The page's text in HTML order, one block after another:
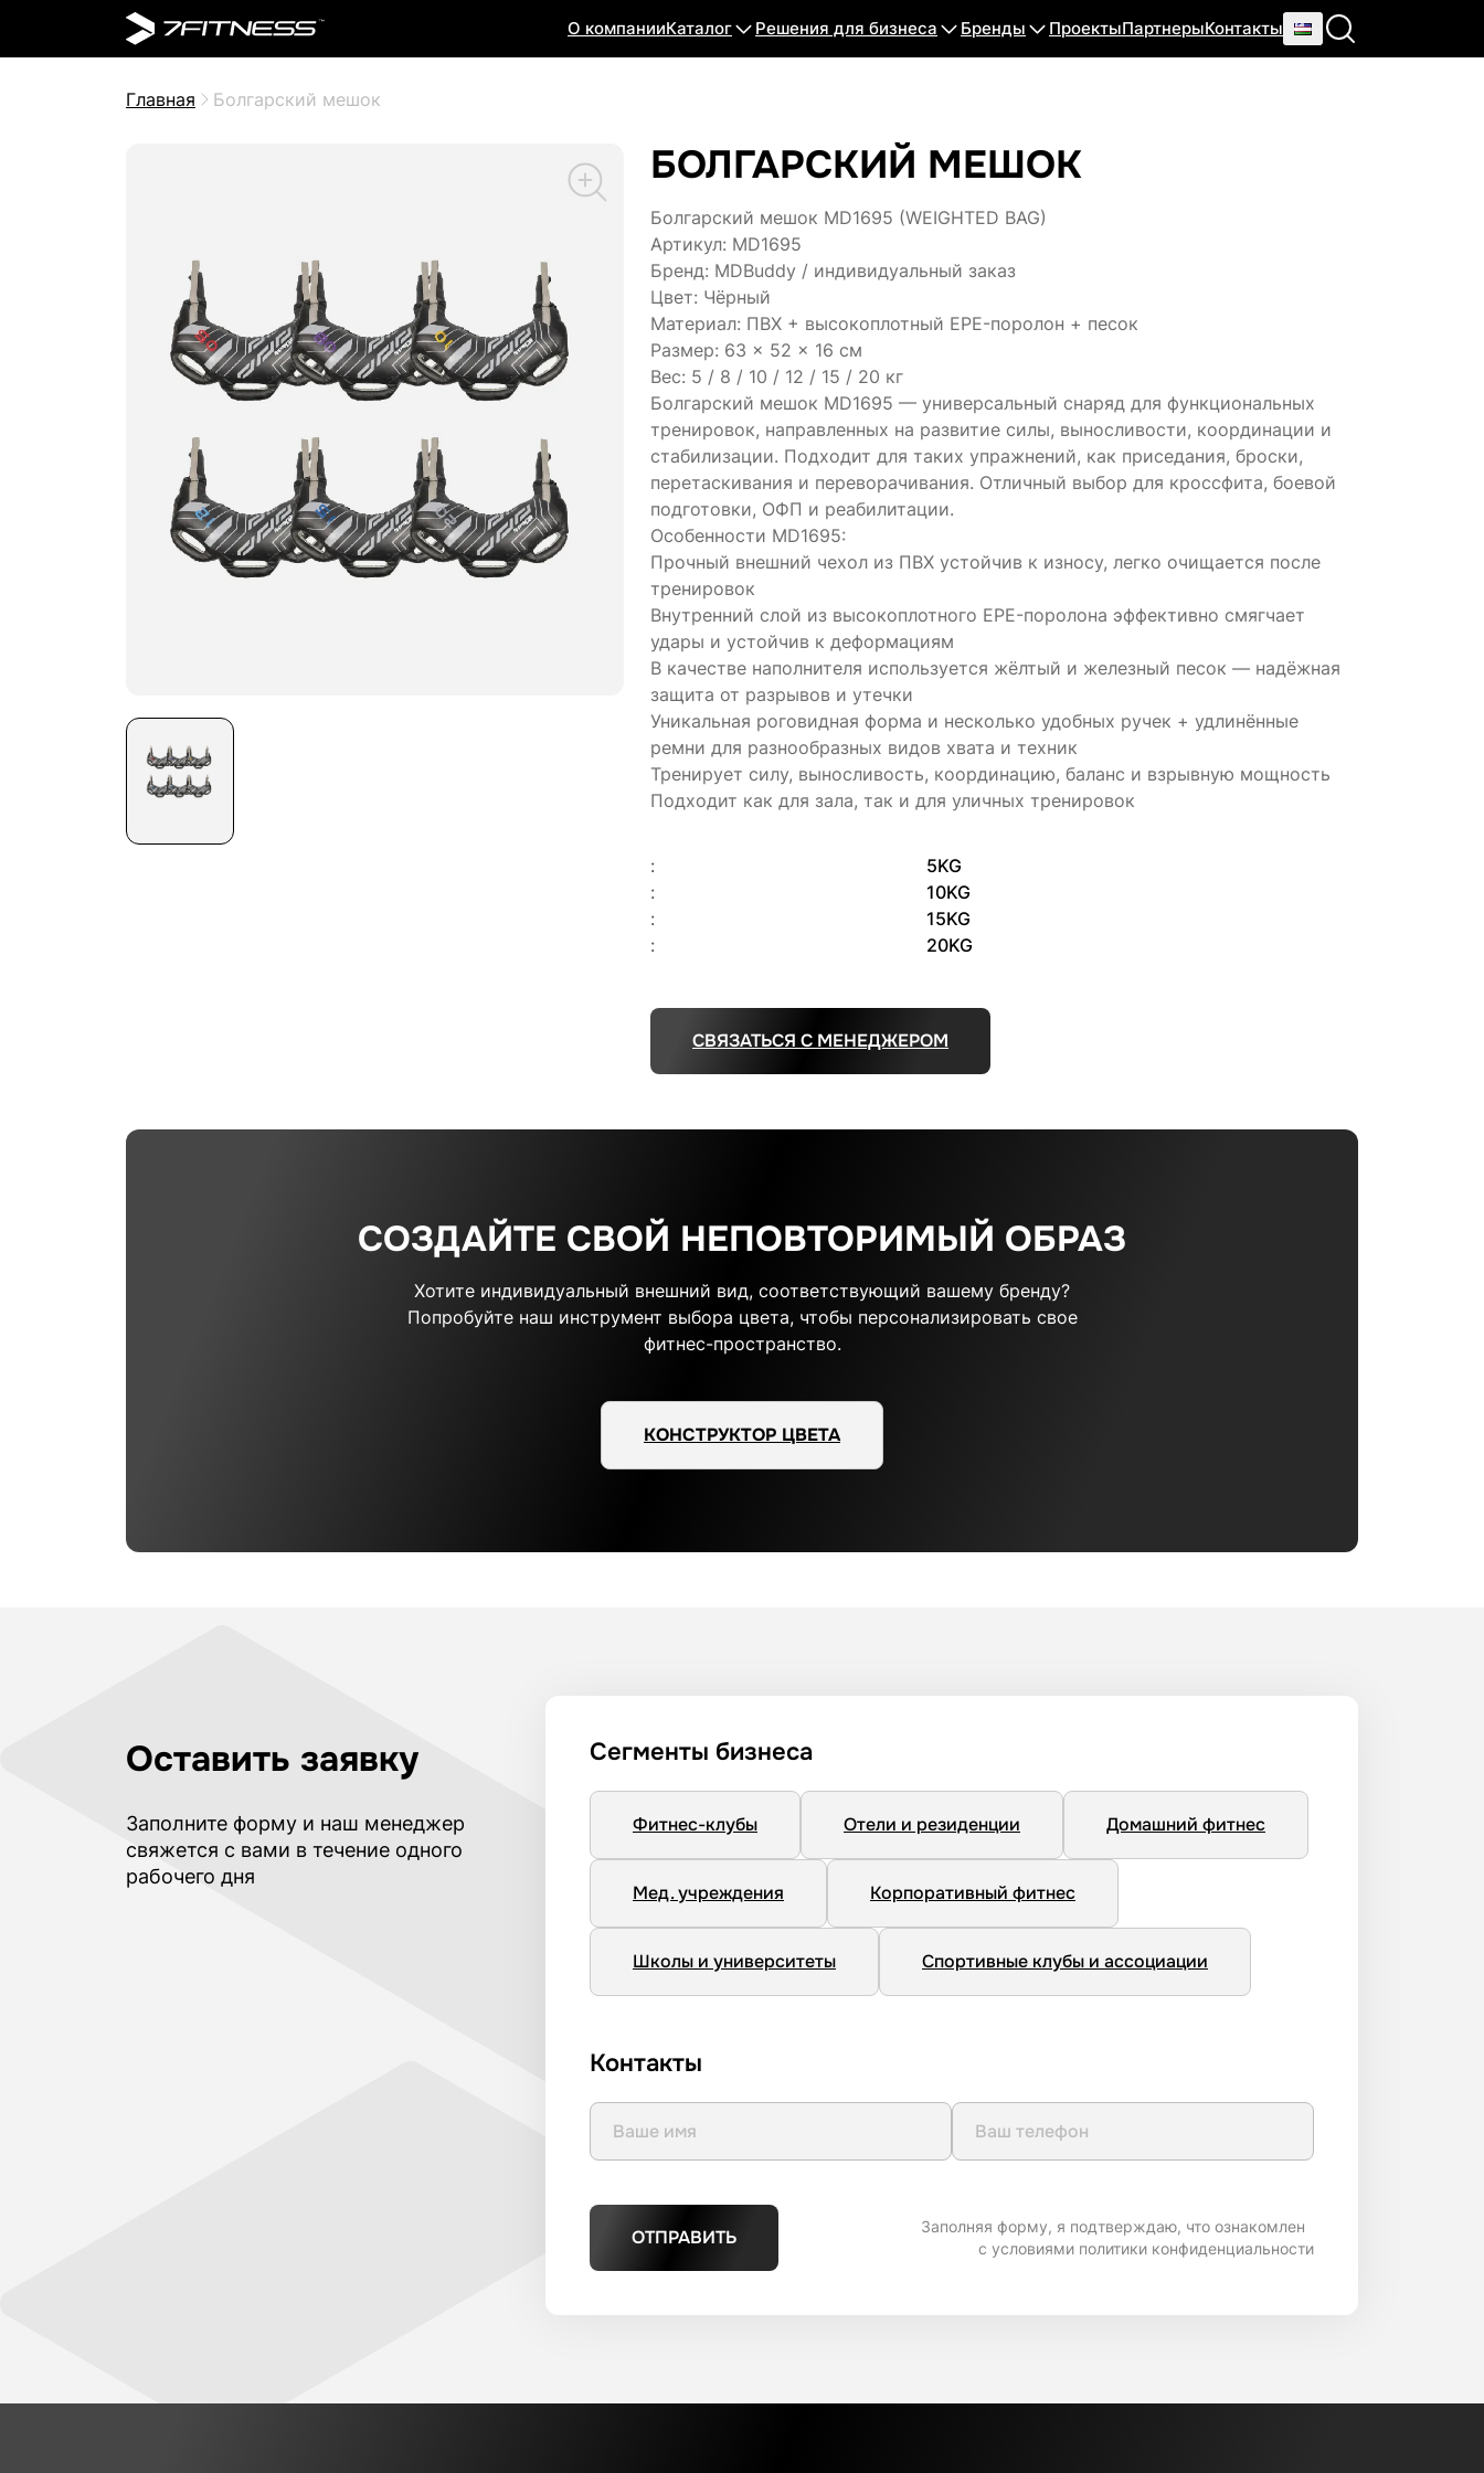
О компанииКаталог Решения для бизнеса Бренды ПроектыПартнерыКонтакты
Главная Болгарский мешок
БОЛГАРСКИЙ МЕШОК
Болгарский мешок MD1695 (WEIGHTED BAG)
Артикул: MD1695
Бренд: MDBuddy / индивидуальный заказ
Цвет: Чёрный
Материал: ПВХ + высокоплотный EPE-поролон + песок
Размер: 63 × 52 × 16 см
Вес: 5 / 8 / 10 / 12 / 15 / 20 кг
Болгарский мешок MD1695 — универсальный снаряд для функциональных
тренировок, направленных на развитие силы, выносливости, координации и
стабилизации. Подходит для таких упражнений, как приседания, броски,
перетаскивания и переворачивания. Отличный выбор для кроссфита, боевой
подготовки, ОФП и реабилитации.
Особенности MD1695:
Прочный внешний чехол из ПВХ устойчив к износу, легко очищается после
тренировок
Внутренний слой из высокоплотного EPE-поролона эффективно смягчает
удары и устойчив к деформациям
В качестве наполнителя используется жёлтый и железный песок — надёжная
защита от разрывов и утечки
Уникальная роговидная форма и несколько удобных ручек + удлинённые
ремни для разнообразных видов хвата и техник
Тренирует силу, выносливость, координацию, баланс и взрывную мощность
Подходит как для зала, так и для уличных тренировок
:
5KG
:
10KG
:
15KG
:
20KG
СВЯЗАТЬСЯ С МЕНЕДЖЕРОМ
СОЗДАЙТЕ СВОЙ НЕПОВТОРИМЫЙ ОБРАЗ
Хотите индивидуальный внешний вид, соответствующий вашему бренду?
Попробуйте наш инструмент выбора цвета, чтобы персонализировать свое
фитнес-пространство.
КОНСТРУКТОР ЦВЕТА
Оставить заявку
Заполните форму и наш менеджер
свяжется с вами в течение одного
рабочего дня
Сегменты бизнеса
Фитнес-клубы Отели и резиденции Домашний фитнес
Мед. учреждения Корпоративный фитнес
Школы и университеты Спортивные клубы и ассоциации
Контакты
ОТПРАВИТЬ
Заполняя форму, я подтверждаю, что ознакомлен
с условиями политики конфиденциальности